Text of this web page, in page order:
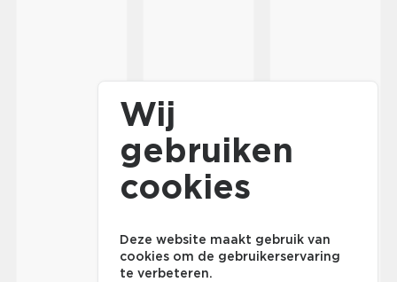
Wij
gebruiken
cookies
Deze website maakt gebruik van
cookies om de gebruikerservaring
te verbeteren.